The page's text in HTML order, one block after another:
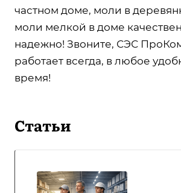
частном доме, моли в
моли мелкой в доме
надежно! Звоните, СЭС
работает всегда, в любое
время!
Статьи